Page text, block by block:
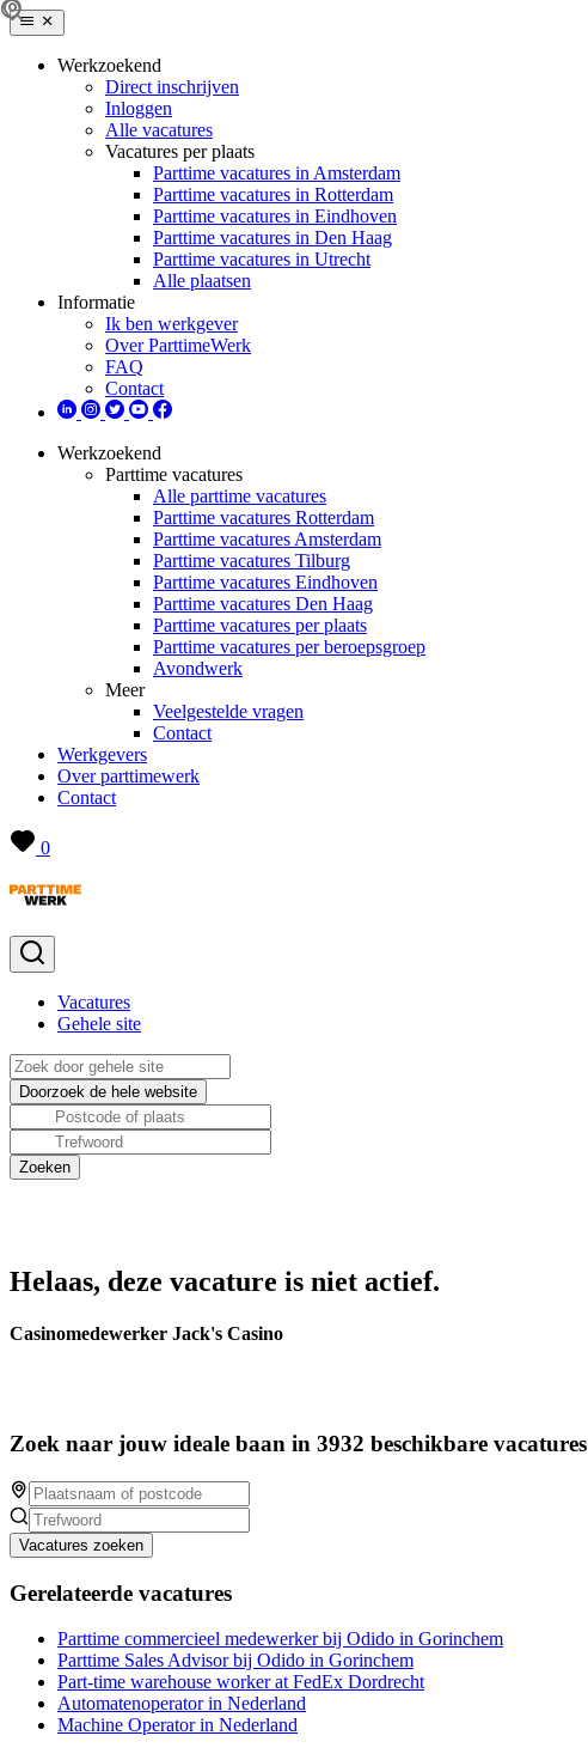
Werkzoekend
Direct inschrijven
Inloggen
Alle vacatures
Vacatures per plaats
Parttime vacatures in Amsterdam
Parttime vacatures in Rotterdam
Parttime vacatures in Eindhoven
Parttime vacatures in Den Haag
Parttime vacatures in Utrecht
Alle plaatsen
Informatie
Ik ben werkgever
Over ParttimeWerk
FAQ
Contact
Werkzoekend
Parttime vacatures
Alle parttime vacatures
Parttime vacatures Rotterdam
Parttime vacatures Amsterdam
Parttime vacatures Tilburg
Parttime vacatures Eindhoven
Parttime vacatures Den Haag
Parttime vacatures per plaats
Parttime vacatures per beroepsgroep
Avondwerk
Meer
Veelgestelde vragen
Contact
Werkgevers
Over parttimewerk
Contact
0
Vacatures
Gehele site
Helaas, deze vacature is niet actief.
Casinomedewerker Jack's Casino
Zoek naar jouw ideale baan in 3932 beschikbare vacatures
Vacatures zoeken
Gerelateerde vacatures
Parttime commercieel medewerker bij Odido in Gorinchem
Parttime Sales Advisor bij Odido in Gorinchem
Part-time warehouse worker at FedEx Dordrecht
Automatenoperator in Nederland
Machine Operator in Nederland